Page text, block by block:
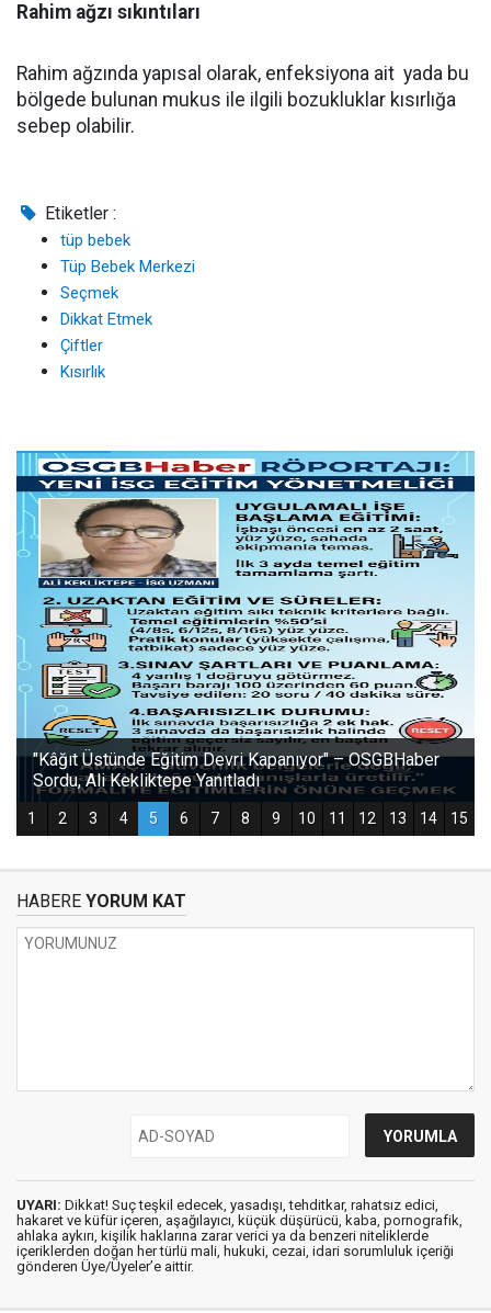
Rahim ağzı sıkıntıları
Rahim ağzında yapısal olarak, enfeksiyona ait yada bu
bölgede bulunan mukus ile ilgili bozukluklar kısırlığa
sebep olabilir.
Etiketler :
tüp bebek
Tüp Bebek Merkezi
Seçmek
Dikkat Etmek
Çiftler
Kısırlık
HABERE YORUM KAT
UYARI: Dikkat! Suç teşkil edecek, yasadışı, tehditkar, rahatsız edici,
hakaret ve küfür içeren, aşağılayıcı, küçük düşürücü, kaba, pornografik,
ahlaka aykırı, kişilik haklarına zarar verici ya da benzeri niteliklerde
içeriklerden doğan her türlü mali, hukuki, cezai, idari sorumluluk içeriği
gönderen Üye/Üyeler’e aittir.